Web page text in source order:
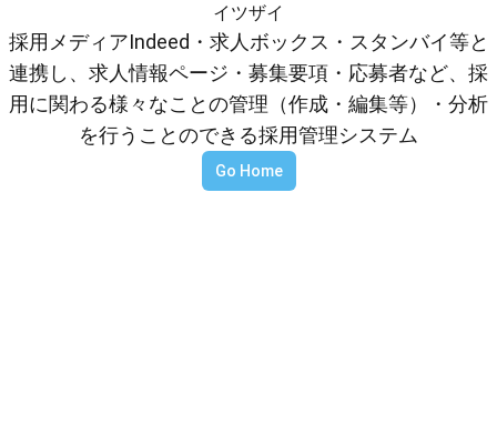
イツザイ
採用メディアIndeed・求人ボックス・スタンバイ等と
連携し、求人情報ページ・募集要項・応募者など、採
用に関わる様々なことの管理（作成・編集等）・分析
を行うことのできる採用管理システム
Go Home